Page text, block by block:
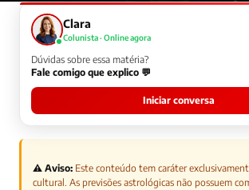
Clara
Colunista · Online agora
Dúvidas sobre essa matéria?
Fale comigo que explico 💬
Iniciar conversa
⚠️ Aviso: Este conteúdo tem caráter
cultural. As previsões astrológicas não possuem